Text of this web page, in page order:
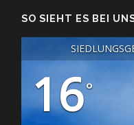
SO SIEHT ES BEI
16°